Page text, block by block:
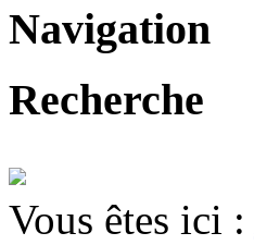
Navigation
Recherche
Vous êtes ici :